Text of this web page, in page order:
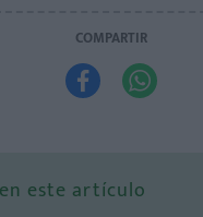
COMPARTIR
 
este artículo